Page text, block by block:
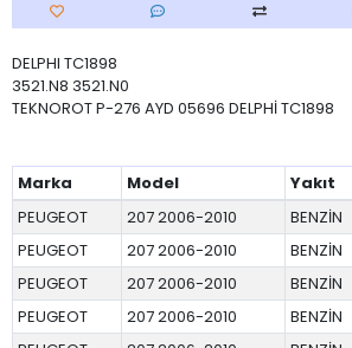
DELPHI TC1898
3521.N8 3521.N0
TEKNOROT P-276 AYD 05696 DELPHİ TC1898
Marka Model Yakıt
PEUGEOT
207 2006-2010 BENZİN
PEUGEOT
207 2006-2010 BENZİN
PEUGEOT
207 2006-2010 BENZİN
PEUGEOT
207 2006-2010 BENZİN